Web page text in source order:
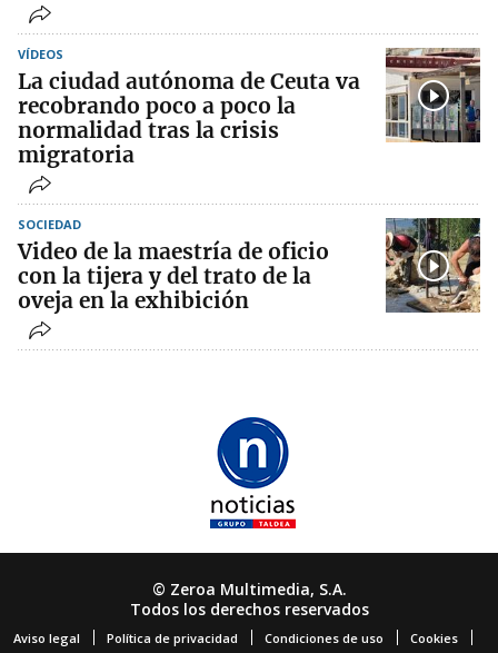
VÍDEOS
La ciudad autónoma de Ceuta va
recobrando poco a poco la
normalidad tras la crisis
migratoria
SOCIEDAD
Video de la maestría de oficio
con la tijera y del trato de la
oveja en la exhibición
© Zeroa Multimedia, S.A.
Todos los derechos reservados
Aviso legal Política de privacidad Condiciones de uso Cookies